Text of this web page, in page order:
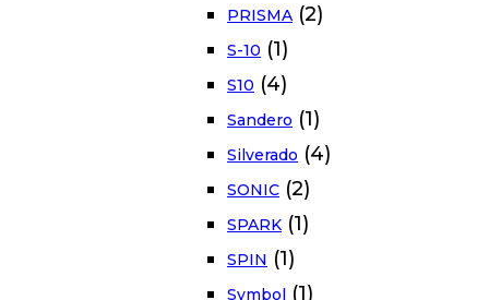
PRISMA (2)
S-10 (1)
S10 (4)
Sandero (1)
Silverado (4)
SONIC (2)
SPARK (1)
SPIN (1)
Symbol (1)